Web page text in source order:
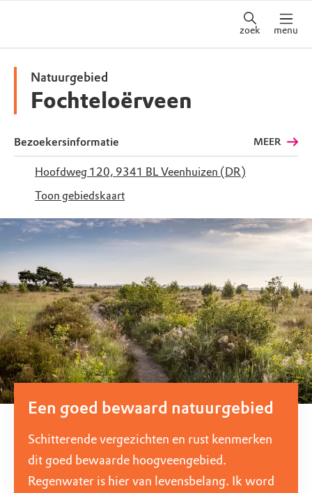
zoek menu
Natuurgebied
Fochteloërveen
Bezoekersinformatie MEER
Hoofdweg 120, 9341 BL Veenhuizen (DR)
Toon gebiedskaart
Een goed bewaard natuurgebied
Schitterende vergezichten en rust kenmerken
dit goed bewaarde hoogveengebied.
Regenwater is hier van levensbelang. Ik word